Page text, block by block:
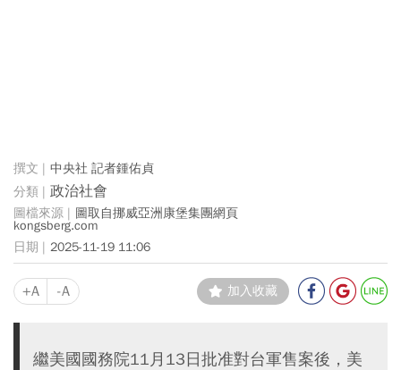
中央社 記者鍾佑貞
政治社會
圖取自挪威亞洲康堡集團網頁
kongsberg.com
2025-11-19 11:06
+A -A 加入收藏
繼美國國務院11月13日批准對台軍售案後，美